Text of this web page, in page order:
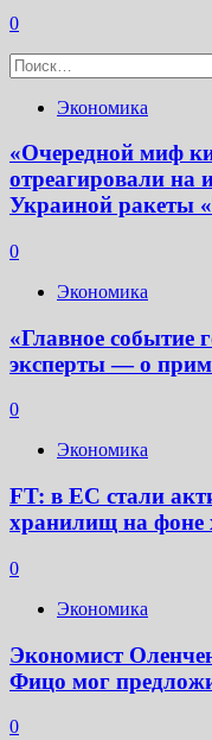
0
Найти:
Экономика
«Очередной миф
отреагировали на
Украиной ракеты
0
Экономика
«Главное событие
эксперты — о
0
Экономика
FT: в ЕС стали
хранилищ на фоне
0
Экономика
Экономист
Фицо мог
0